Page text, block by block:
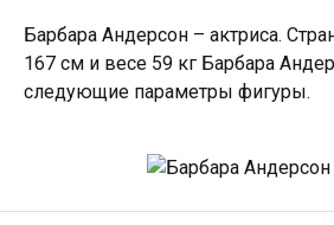
Барбара Андерсон – актриса.
167 см и весе 59 кг Барбара
следующие параметры фигуры.